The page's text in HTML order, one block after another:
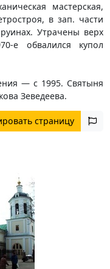
мастерская,
в зап. части
Утрачены верх
е обвалился купол
— с 1995. Святыня
Зеведеева.
страницу